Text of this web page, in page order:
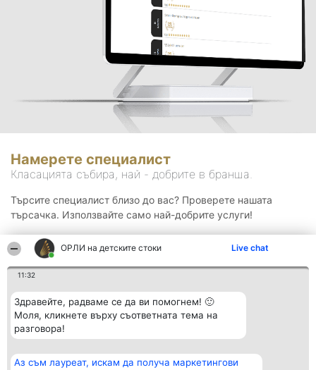
ОРЛИ на детските стоки Live chat
11:32
Здравейте, радваме се да ви помогнем! 🙂
Моля, кликнете върху съответната тема на
разговора!
Аз съм лауреат, искам да получа маркетингови
Намерете специалист
Класацията събира, най - добрите в бранша.
Търсите специалист близо до вас? Проверете нашата
търсачка. Използвайте само най-добрите услуги!
Организатор на
Класация Контакти